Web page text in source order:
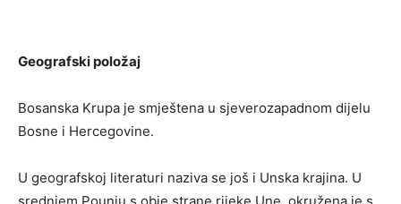
Geografski položaj
Bosanska Krupa je smještena u sjeverozapadnom dijelu
Bosne i Hercegovine.
U geografskoj literaturi naziva se još i Unska krajina. U